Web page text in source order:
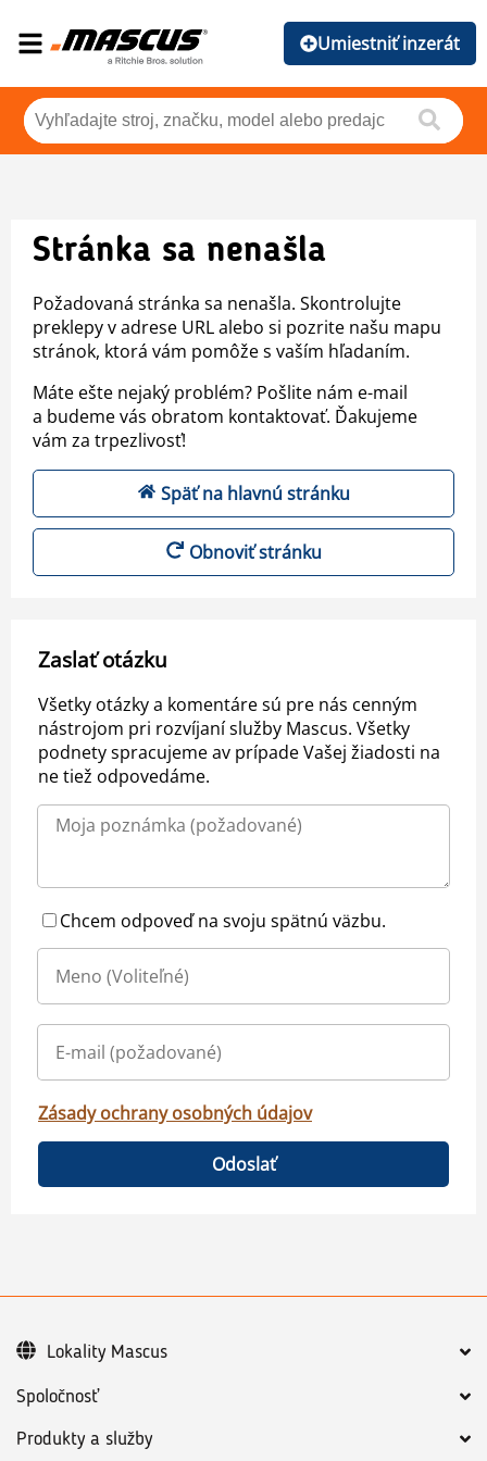
Umiestniť inzerát
Stránka sa nenašla
Požadovaná stránka sa nenašla. Skontrolujte
preklepy v adrese URL alebo si pozrite našu mapu
stránok, ktorá vám pomôže s vaším hľadaním.
Máte ešte nejaký problém? Pošlite nám e-mail
a budeme vás obratom kontaktovať. Ďakujeme
vám za trpezlivosť!
Späť na hlavnú stránku
Obnoviť stránku
Zaslať otázku
Všetky otázky a komentáre sú pre nás cenným
nástrojom pri rozvíjaní služby Mascus. Všetky
podnety spracujeme av prípade Vašej žiadosti na
ne tiež odpovedáme.
Chcem odpoveď na svoju spätnú väzbu.
Zásady ochrany osobných údajov
Odoslať
Spoločnosť
Produkty a služby
Lokality Mascus